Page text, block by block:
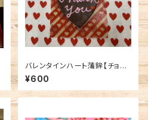
バレンタインハート蒲鉾【チョコ
レート色バージョン♡】
¥600